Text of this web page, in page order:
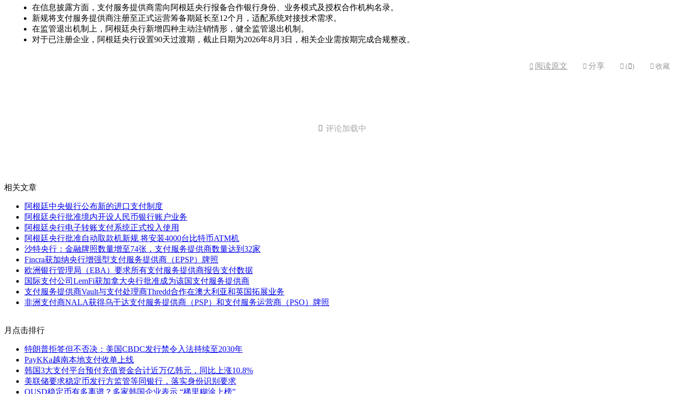
在信息披露方面，支付服务提供商需向阿根廷央行报备合作银行身份、业务模式及授权合作机构名录。
新规将支付服务提供商注册至正式运营筹备期延长至12个月，适配系统对接技术需求。
在监管退出机制上，阿根廷央行新增四种主动注销情形，健全监管退出机制。
对于已注册企业，阿根廷央行设置90天过渡期，截止日期为2026年8月3日，相关企业需按期完成合规整改。
 阅读原文  分享  ( )  收藏
 评论加载中
相关文章
阿根廷中央银行公布新的进口支付制度
阿根廷央行批准境内开设人民币银行账户业务
阿根廷央行电子转账支付系统正式投入使用
阿根廷央行批准自动取款机新规 将安装4000台比特币ATM机
沙特央行：金融牌照数量增至74张，支付服务提供商数量达到32家
Fincra获加纳央行增强型支付服务提供商（EPSP）牌照
欧洲银行管理局（EBA）要求所有支付服务提供商报告支付数据
国际支付公司LemFi获加拿大央行批准成为该国支付服务提供商
支付服务提供商Vault与支付处理商Thredd合作在澳大利亚和英国拓展业务
非洲支付商NALA获得乌干达支付服务提供商（PSP）和支付服务运营商（PSO）牌照
月点击排行
特朗普拒签但不否决：美国CBDC发行禁令入法持续至2030年
PayKKa越南本地支付收单上线
韩国3大支付平台预付充值资金合计近万亿韩元，同比上涨10.8%
美联储要求稳定币发行方监管等同银行，落实身份识别要求
OUSD稳定币有多离谱？多家韩国企业表示 “稀里糊涂上榜”